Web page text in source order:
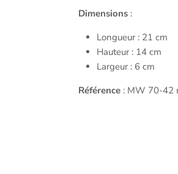
Dimensions :
Longueur : 21 cm
Hauteur : 14 cm
Largeur : 6 cm
Référence : MW 70-42